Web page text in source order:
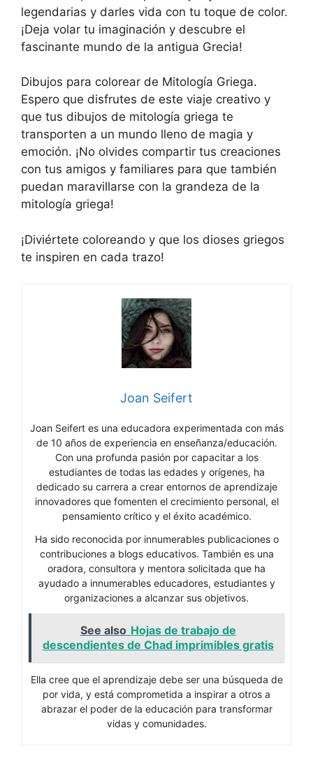
legendarias y darles vida con tu toque de color.
¡Deja volar tu imaginación y descubre el
fascinante mundo de la antigua Grecia!
Dibujos para colorear de Mitología Griega.
Espero que disfrutes de este viaje creativo y
que tus dibujos de mitología griega te
transporten a un mundo lleno de magia y
emoción. ¡No olvides compartir tus creaciones
con tus amigos y familiares para que también
puedan maravillarse con la grandeza de la
mitología griega!
¡Diviértete coloreando y que los dioses griegos
te inspiren en cada trazo!
Joan Seifert
Joan Seifert es una educadora experimentada con más
de 10 años de experiencia en enseñanza/educación.
Con una profunda pasión por capacitar a los
estudiantes de todas las edades y orígenes, ha
dedicado su carrera a crear entornos de aprendizaje
innovadores que fomenten el crecimiento personal, el
pensamiento crítico y el éxito académico.
Ha sido reconocida por innumerables publicaciones o
contribuciones a blogs educativos. También es una
oradora, consultora y mentora solicitada que ha
ayudado a innumerables educadores, estudiantes y
organizaciones a alcanzar sus objetivos.
See also Hojas de trabajo de
descendientes de Chad imprimibles gratis
Ella cree que el aprendizaje debe ser una búsqueda de
por vida, y está comprometida a inspirar a otros a
abrazar el poder de la educación para transformar
vidas y comunidades.